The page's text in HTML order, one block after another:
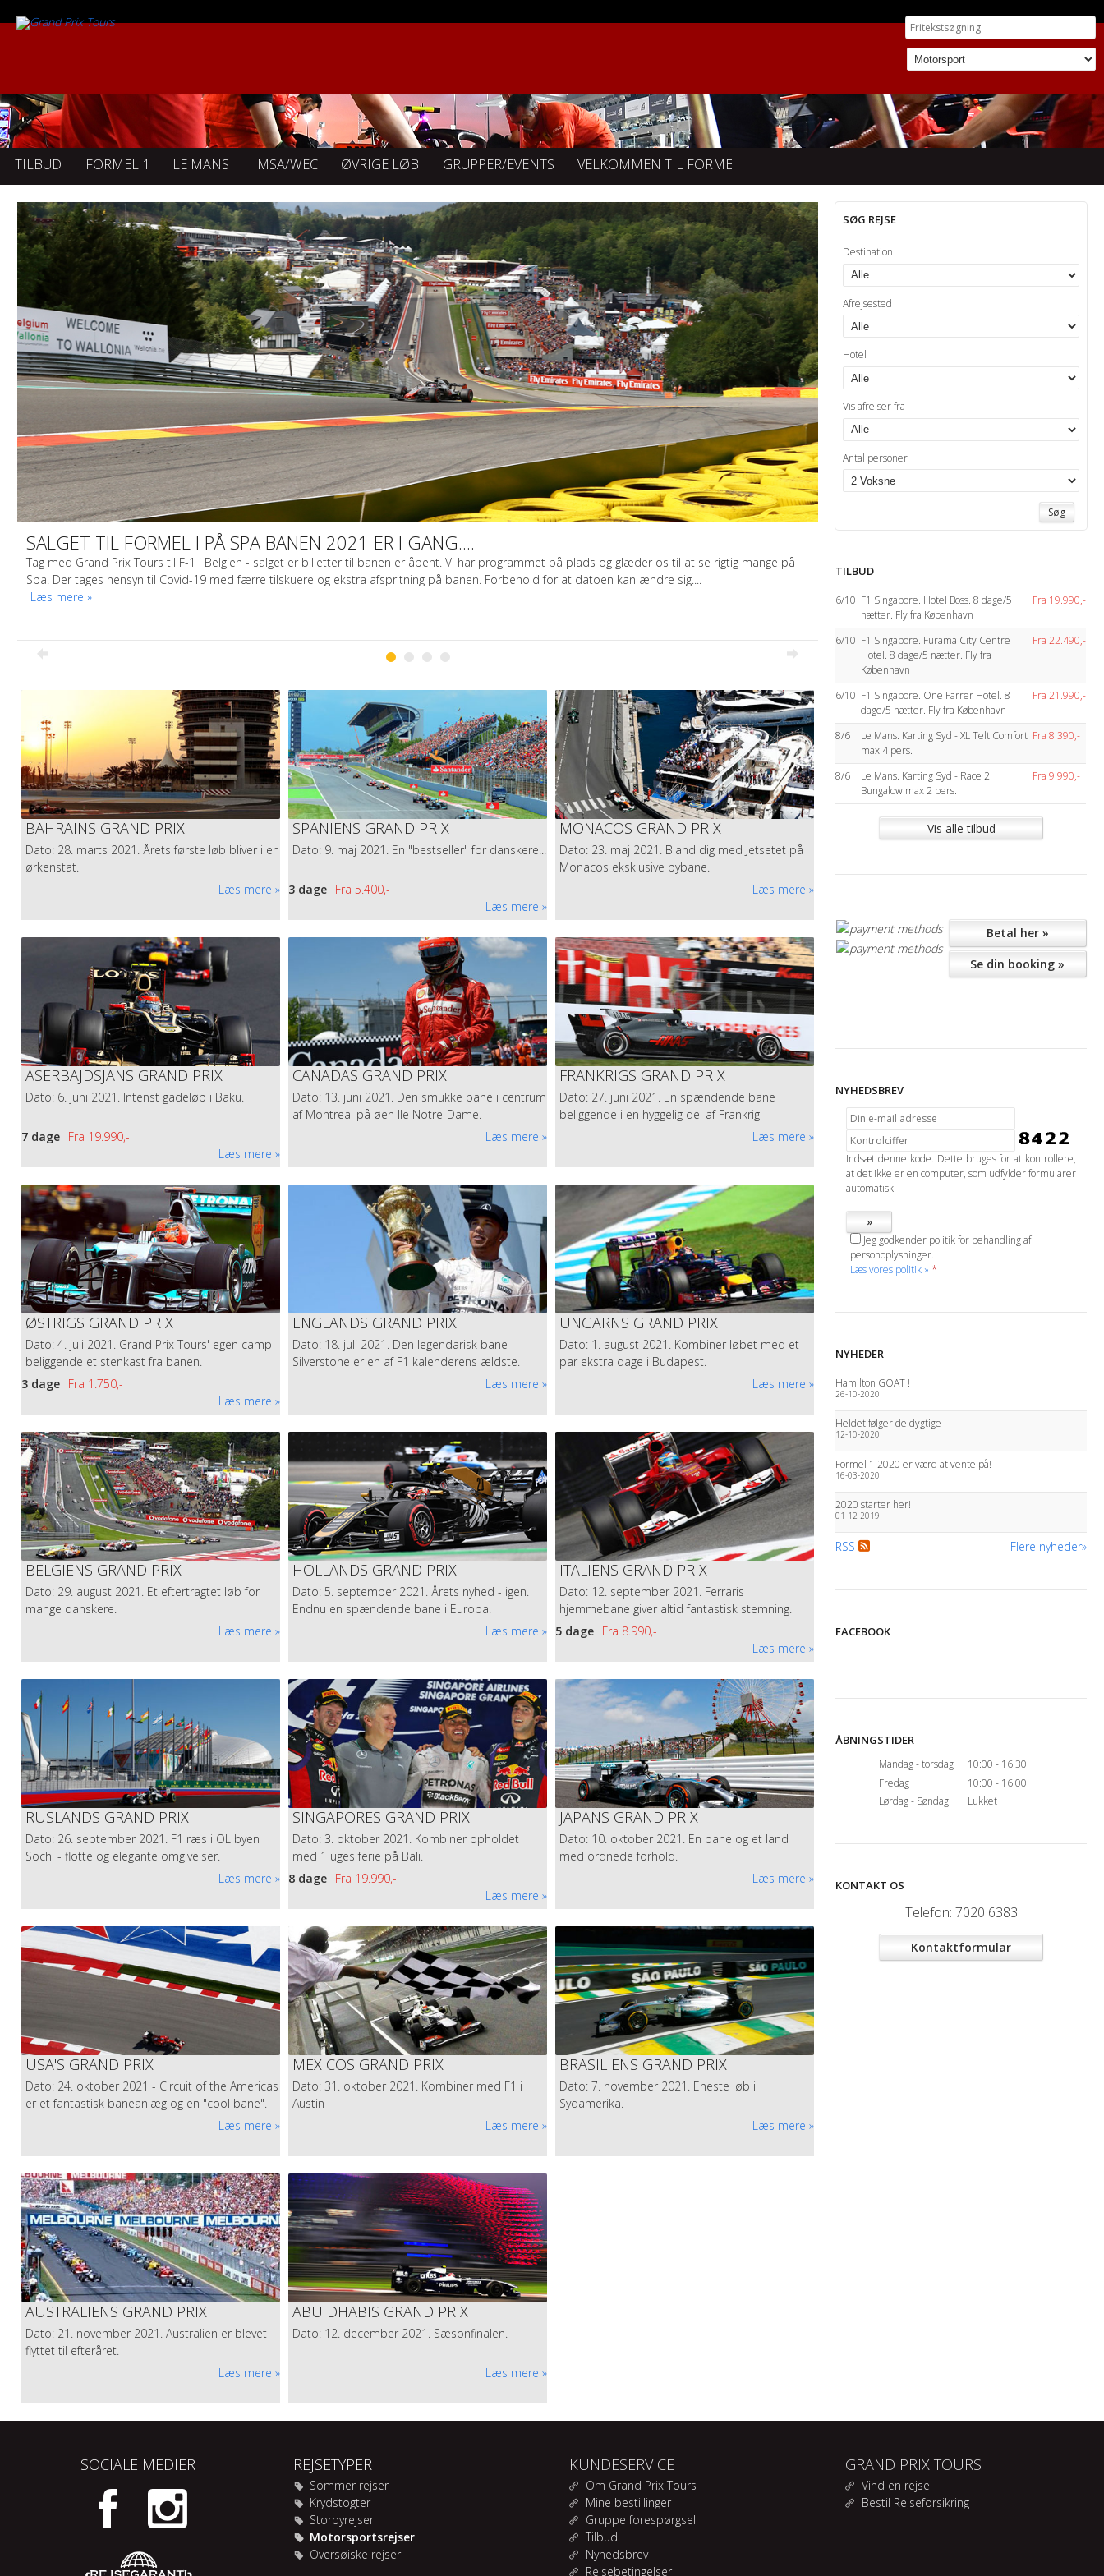
TILBUD FORMEL 1 LE MANS IMSA/WEC ØVRIGE LØB GRUPPER/EVENTS VELKOMMEN TIL FORMEL 1
SALGET TIL FORMEL I PÅ SPA BANEN 2021 ER I GANG....
Tag med Grand Prix Tours til F-1 i Belgien - salget er billetter til banen er åbent. Vi har programmet på plads og glæder os til at se rigtig mange på
Spa. Der tages hensyn til Covid-19 med færre tilskuere og ekstra afspritning på banen. Forbehold for at datoen kan ændre sig....
Læs mere
FØRSTE F1 LØB I 2021 ER BEKRÆFTET.... GO TO MONACO
Det første F1 løb i 2021 er bekræftet. Det er det legendariske løb i Monaco som kommer til at ligge i selve pinsen fra 21. til 24. maj. Allerede nu har
de første gæster sikret sig billetter. Et løb som har tradition for at have fuld hus.
Læs mere
TAG MED TIL LE MANS I 2021...
Le Mans 2020 blev kørt uden tilskuere. Hos Grand Pris Tours er derfor dobbelt så klar til Le Mans 2021. Vi savner at opleve ræs "live" - skal du
med? .GPT´s lejr ligger traditonen tro lige ved Porsche kurven i indercirklen af banen. Vi har sørget for god plads til alle og sætter alle sejl til at lave et
fantastisk Le Mans i 2021.
Læs mere
GRAND PRIX TOURS EKSPERT-PANEL TIL FORMEL 1
KUN MED GPT. Danmarks bedste motorsports-eksperter følger Grand Prix Tours. Skal du have det fulde udbytte af en ægte Formel 1 rejse, så er
en dygtig turleder ikke altid nok. Skal der være fuld valuta for pengene så skal der være en ekspert med som ved alt. Vores dygtige ekspertpanel er
Danmarks stærkeste: Peter Nygaard, John NIelsen, Ole Schack og Jan Magnussen.
Læs mere
BAHRAINS GRAND PRIX
Dato: 28. marts 2021. Årets første løb bliver i en
ørkenstat.
Læs mere
SPANIENS GRAND PRIX
Dato: 9. maj 2021. En "bestseller" for danskere...
3 dage Fra 5.400,-
Læs mere
MONACOS GRAND PRIX
Dato: 23. maj 2021. Bland dig med Jetsetet på
Monacos eksklusive bybane.
Læs mere
ASERBAJDSJANS GRAND PRIX
Dato: 6. juni 2021. Intenst gadeløb i Baku.
7 dage Fra 19.990,-
Læs mere
CANADAS GRAND PRIX
Dato: 13. juni 2021. Den smukke bane i centrum
af Montreal på øen Ile Notre-Dame.
Læs mere
FRANKRIGS GRAND PRIX
Dato: 27. juni 2021. En spændende bane
beliggende i en hyggelig del af Frankrig
Læs mere
ØSTRIGS GRAND PRIX
Dato: 4. juli 2021. Grand Prix Tours' egen camp
beliggende et stenkast fra banen.
3 dage Fra 1.750,-
Læs mere
ENGLANDS GRAND PRIX
Dato: 18. juli 2021. Den legendarisk bane
Silverstone er en af F1 kalenderens ældste.
Læs mere
UNGARNS GRAND PRIX
Dato: 1. august 2021. Kombiner løbet med et
par ekstra dage i Budapest.
Læs mere
BELGIENS GRAND PRIX
Dato: 29. august 2021. Et eftertragtet løb for
mange danskere.
Læs mere
HOLLANDS GRAND PRIX
Dato: 5. september 2021. Årets nyhed - igen.
Endnu en spændende bane i Europa.
Læs mere
ITALIENS GRAND PRIX
Dato: 12. september 2021. Ferraris
hjemmebane giver altid fantastisk stemning.
5 dage Fra 8.990,-
Læs mere
RUSLANDS GRAND PRIX
Dato: 26. september 2021. F1 ræs i OL byen
Sochi - flotte og elegante omgivelser.
Læs mere
SINGAPORES GRAND PRIX
Dato: 3. oktober 2021. Kombiner opholdet
med 1 uges ferie på Bali.
8 dage Fra 19.990,-
Læs mere
JAPANS GRAND PRIX
Dato: 10. oktober 2021. En bane og et land
med ordnede forhold.
Læs mere
USA'S GRAND PRIX
Dato: 24. oktober 2021 - Circuit of the Americas
er et fantastisk baneanlæg og en "cool bane".
Læs mere
MEXICOS GRAND PRIX
Dato: 31. oktober 2021. Kombiner med F1 i
Austin
Læs mere
BRASILIENS GRAND PRIX
Dato: 7. november 2021. Eneste løb i
Sydamerika.
Læs mere
AUSTRALIENS GRAND PRIX
Dato: 21. november 2021. Australien er blevet
flyttet til efteråret.
Læs mere
ABU DHABIS GRAND PRIX
Dato: 12. december 2021. Sæsonfinalen.
Læs mere
SØG REJSE
Destination
Afrejsested
Hotel
Vis afrejser fra
Antal personer
Søg
TILBUD
6/10 F1 Singapore. Hotel Boss. 8 dage/5
nætter. Fly fra København
Fra 19.990,-
6/10 F1 Singapore. Furama City Centre
Hotel. 8 dage/5 nætter. Fly fra
København
Fra 22.490,-
6/10 F1 Singapore. One Farrer Hotel. 8
dage/5 nætter. Fly fra København
Fra 21.990,-
8/6
Le Mans. Karting Syd - XL Telt Comfort
max 4 pers.
Fra 8.390,-
8/6
Le Mans. Karting Syd - Race 2
Bungalow max 2 pers.
Fra 9.990,-
Vis alle tilbud
Betal her »
Se din booking»
NYHEDSBREV
Indsæt denne kode. Dette bruges for at kontrollere,
at det ikke er en computer, som udfylder formularer
automatisk.
Jeg godkender politik for behandling af
personoplysninger.
Læs vores politik » *
NYHEDER
Hamilton GOAT !
26-10-2020
Heldet følger de dygtige
12-10-2020
Formel 1 2020 er værd at vente på!
16-03-2020
2020 starter her!
01-12-2019
RSS Flere nyheder
FACEBOOK
ÅBNINGSTIDER
Mandag - torsdag
10:00 - 16:30
Fredag
10:00 - 16:00
Lørdag - Søndag
Lukket
KONTAKT OS
Telefon: 7020 6383
Kontaktformular
REJSETYPER
Sommer rejser
Krydstogter
Storbyrejser
Motorsportsrejser
Oversøiske rejser
KUNDESERVICE
Om Grand Prix Tours
Mine bestillinger
Gruppe forespørgsel
Tilbud
Nyhedsbrev
Rejsebetingelser
GRAND PRIX TOURS
Vind en rejse
Bestil Rejseforsikring
SOCIALE MEDIER